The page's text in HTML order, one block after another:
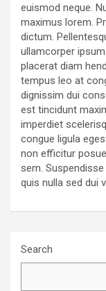
euismod neque.
maximus lorem.
dictum.
ullamcorper
placerat diam
tempus leo at
dignissim dui
est tincidunt
imperdiet
congue ligula
non efficitur
sem.
quis nulla sed dui
Search